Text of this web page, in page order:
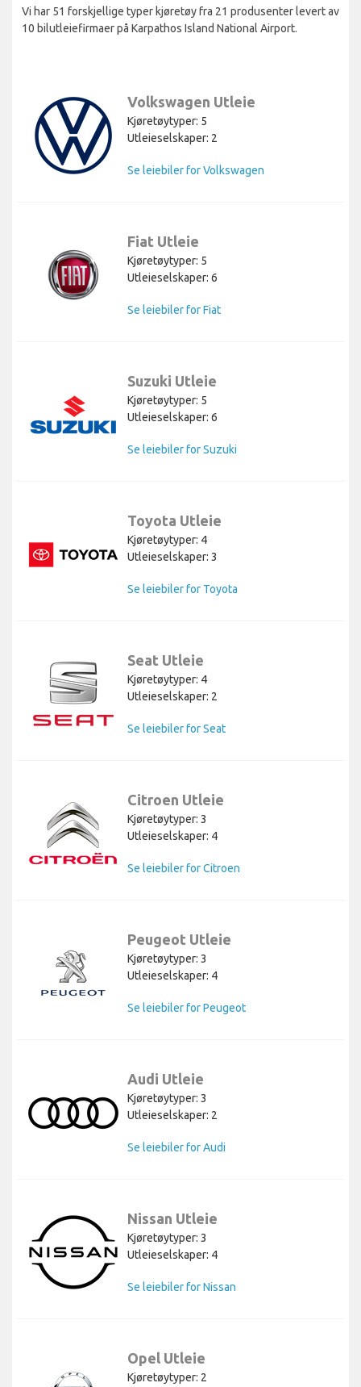
Vi har 51 forskjellige typer kjøretøy fra 21 produsenter levert av
10 bilutleiefirmaer på Karpathos Island National Airport.
Volkswagen Utleie
Kjøretøytyper: 5
Utleieselskaper: 2
Se leiebiler for Volkswagen
Fiat Utleie
Kjøretøytyper: 5
Utleieselskaper: 6
Se leiebiler for Fiat
Suzuki Utleie
Kjøretøytyper: 5
Utleieselskaper: 6
Se leiebiler for Suzuki
Toyota Utleie
Kjøretøytyper: 4
Utleieselskaper: 3
Se leiebiler for Toyota
Seat Utleie
Kjøretøytyper: 4
Utleieselskaper: 2
Se leiebiler for Seat
Citroen Utleie
Kjøretøytyper: 3
Utleieselskaper: 4
Se leiebiler for Citroen
Peugeot Utleie
Kjøretøytyper: 3
Utleieselskaper: 4
Se leiebiler for Peugeot
Audi Utleie
Kjøretøytyper: 3
Utleieselskaper: 2
Se leiebiler for Audi
Nissan Utleie
Kjøretøytyper: 3
Utleieselskaper: 4
Se leiebiler for Nissan
Opel Utleie
Kjøretøytyper: 2